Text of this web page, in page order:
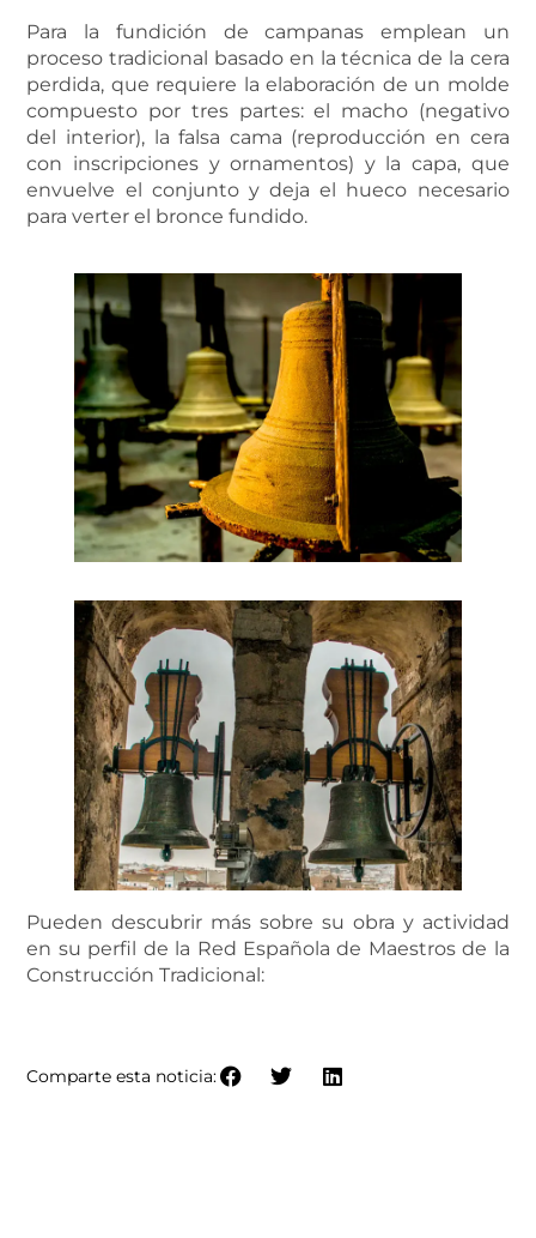
Para la fundición de campanas emplean un
proceso tradicional basado en la técnica de la cera
perdida, que requiere la elaboración de un molde
compuesto por tres partes: el macho (negativo
del interior), la falsa cama (reproducción en cera
con inscripciones y ornamentos) y la capa, que
envuelve el conjunto y deja el hueco necesario
para verter el bronce fundido.
Pueden descubrir más sobre su obra y actividad
en su perfil de la Red Española de Maestros de la
Construcción Tradicional:
Comparte esta noticia: